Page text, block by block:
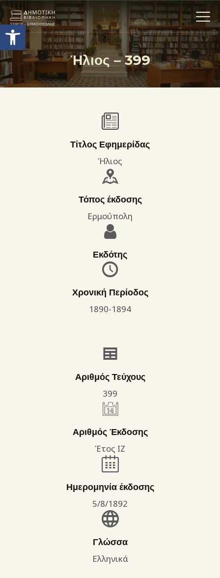
Ανοίξτε τη γραμμή εργαλείων
Ήλιος – 399
Η ΒΙΒΛΙΟΘΗΚΗ
ΟΙ ΣΥΛΛΟΓΈΣ
ΔΡΑΣΤΗΡΙΟΤΗΤΕΣ
ΕΠΙΚΟΙΝΩΝΊΑ
ΌΡΟΙ ΧΡΉΣΗΣ
Τίτλος Εφημερίδας
Ήλιος
Τόπος έκδοσης
Ερμούπολη
Εκδότης
Χρονική Περίοδος
1890-1894
Αριθμός Τεύχους
399
Αριθμός Έκδοσης
Έτος ΙΖ
Ημερομηνία έκδοσης
5/8/1892
Γλώσσα
Ελληνικά